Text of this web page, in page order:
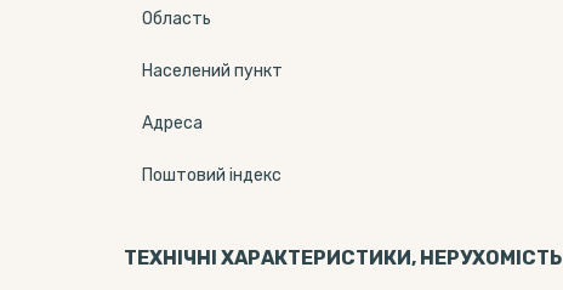
Область
Населений пункт
Адреса
Поштовий індекс
ТЕХНІЧНІ ХАРАКТЕРИСТИКИ, НЕРУХОМІСТЬ